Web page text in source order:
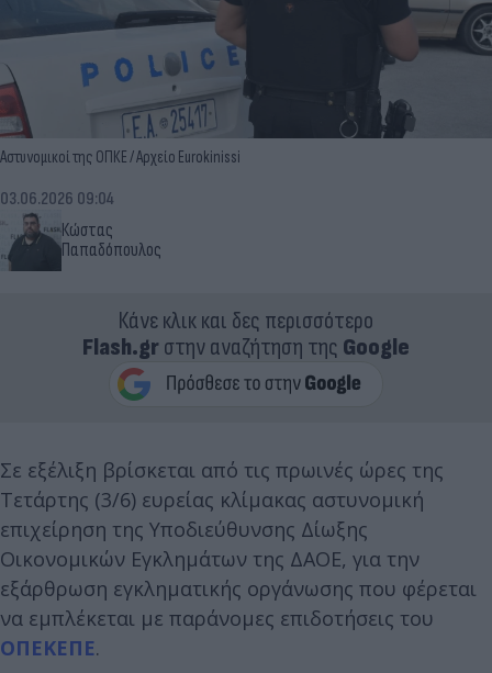
Αστυνομικοί της ΟΠΚΕ / Αρχείο Eurokinissi
Κώστας
Παπαδόπουλος
03.06.2026 09:04
Κάνε κλικ και δες περισσότερο
Flash.grστην αναζήτηση της Google
Σε εξέλιξη βρίσκεται από τις πρωινές ώρες της
Τετάρτης (3/6) ευρείας κλίμακας αστυνομική
επιχείρηση της Υποδιεύθυνσης Δίωξης
Οικονομικών Εγκλημάτων της ΔΑΟΕ, για την
εξάρθρωση εγκληματικής οργάνωσης που φέρεται
να εμπλέκεται με παράνομες επιδοτήσεις του
ΟΠΕΚΕΠΕ.